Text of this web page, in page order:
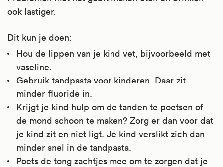
ook lastiger.
Dit kun je doen:
Hou de lippen van je kind vet, bijvoorbeeld met
vaseline.
Gebruik tandpasta voor kinderen. Daar zit
minder fluoride in.
Krijgt je kind hulp om de tanden te poetsen of
de mond schoon te maken? Zorg er dan voor dat
je kind zit en niet ligt. Je kind verslikt zich dan
minder snel in de tandpasta.
Poets de tong zachtjes mee om te zorgen dat je